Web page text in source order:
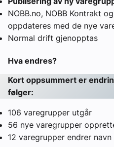
NOBB.no, NOBB Kontrakt
oppdateres med de nye
Normal drift gjenopptas
Hva endres?
Kort oppsummert er
følger:
106 varegrupper utgår
56 nye varegrupper
12 varegrupper endrer navn